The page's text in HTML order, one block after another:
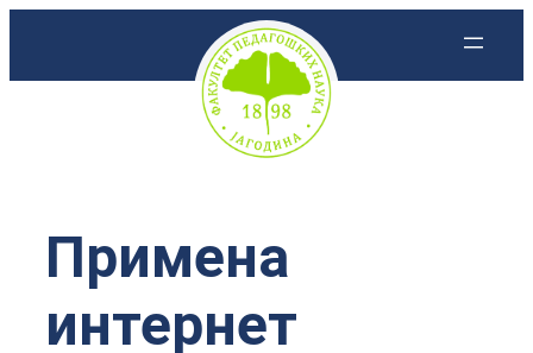
Примена
интернет